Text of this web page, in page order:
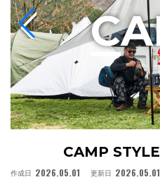
CAMP
作成日 2026.05.01 更新日 2026.05.01
C